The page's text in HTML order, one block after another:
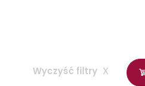
Wyczyść filtry x